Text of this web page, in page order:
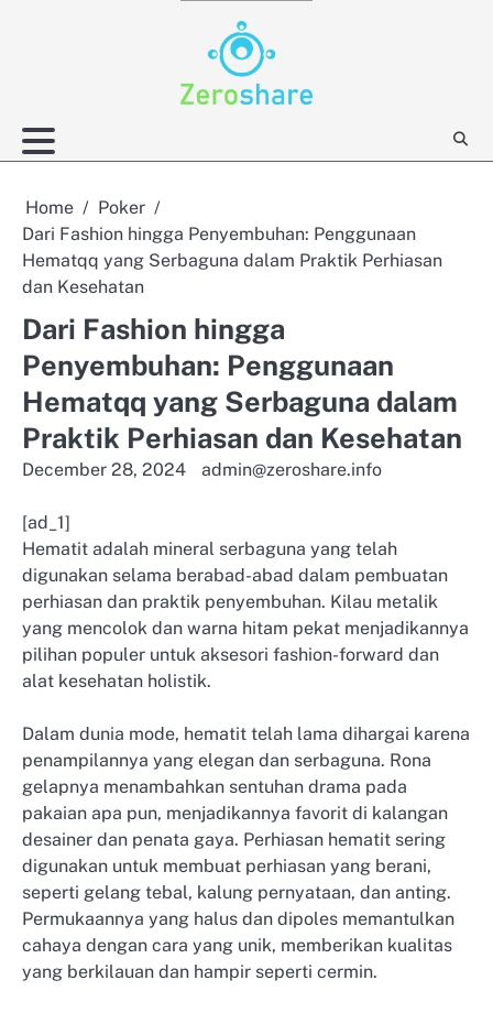
Home
Poker
Dari Fashion hingga Penyembuhan: Penggunaan
Hematqq yang Serbaguna dalam Praktik Perhiasan
dan Kesehatan
Dari Fashion hingga
Penyembuhan: Penggunaan
Hematqq yang Serbaguna dalam
Praktik Perhiasan dan Kesehatan
December 28, 2024 admin@zeroshare.info
[ad_1]
Hematit adalah mineral serbaguna yang telah
digunakan selama berabad-abad dalam pembuatan
perhiasan dan praktik penyembuhan. Kilau metalik
yang mencolok dan warna hitam pekat menjadikannya
pilihan populer untuk aksesori fashion-forward dan
alat kesehatan holistik.
Dalam dunia mode, hematit telah lama dihargai karena
penampilannya yang elegan dan serbaguna. Rona
gelapnya menambahkan sentuhan drama pada
pakaian apa pun, menjadikannya favorit di kalangan
desainer dan penata gaya. Perhiasan hematit sering
digunakan untuk membuat perhiasan yang berani,
seperti gelang tebal, kalung pernyataan, dan anting.
Permukaannya yang halus dan dipoles memantulkan
cahaya dengan cara yang unik, memberikan kualitas
yang berkilauan dan hampir seperti cermin.